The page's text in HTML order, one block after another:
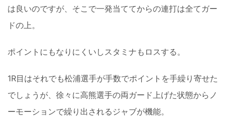
は良いのですが、そこで一発当ててからの連打は全てガー
ドの上。
ポイントにもなりにくいしスタミナもロスする。
1R目はそれでも松浦選手が手数でポイントを手繰り寄せた
でしょうが、徐々に高熊選手の両ガード上げた状態からノ
ーモーションで繰り出されるジャブが機能。